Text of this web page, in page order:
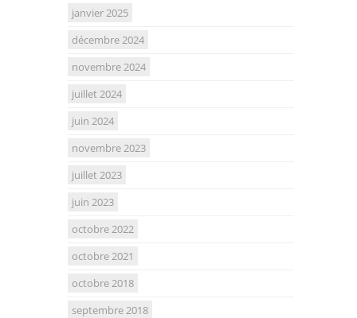
janvier 2025
décembre 2024
novembre 2024
juillet 2024
juin 2024
novembre 2023
juillet 2023
juin 2023
octobre 2022
octobre 2021
octobre 2018
septembre 2018